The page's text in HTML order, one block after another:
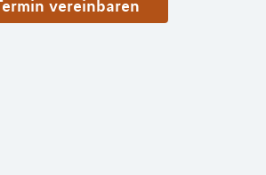
Termin vereinbaren